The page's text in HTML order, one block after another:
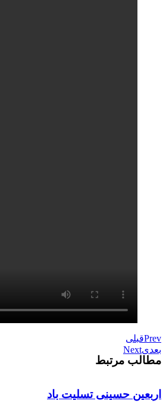
Prevقبلی
بعدیNext
مطالب مرتبط
اربعین حسینی تسلیت باد